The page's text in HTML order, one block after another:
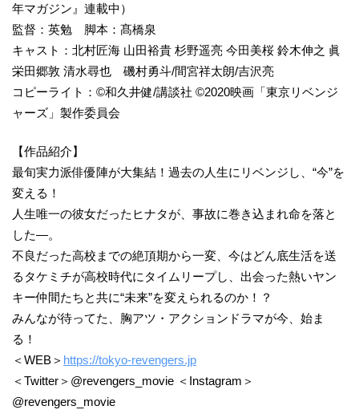
年マガジン』連載中）
監督：英勉 脚本：髙橋泉
キャスト：北村匠海 山田裕貴 杉野遥亮 今田美桜 鈴木伸之 眞
栄田郷敦 清水尋也 磯村勇斗/間宮祥太朗/吉沢亮
コピーライト：©和久井健/講談社 ©2020映画「東京リベンジ
ャーズ」製作委員会
【作品紹介】
最旬実力派俳優陣が大集結！過去の人生にリベンジし、“今”を
変える！
人生唯一の彼女だったヒナタが、事故に巻き込まれ命を落と
した―。
不良だった高校までの絶頂期から一変、今はどん底生活を送
るタケミチが高校時代にタイムリープし、出会った熱いヤン
キー仲間たちと共に“未来”を変えられるのか！？
みんなが待ってた、胸アツ・アクションドラマが今、始ま
る！
＜WEB＞ https://tokyo-revengers.jp
＜Twitter＞@revengers_movie ＜Instagram＞
@revengers_movie